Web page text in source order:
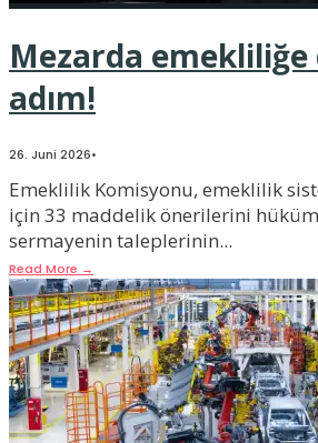
Mezarda
adım!
26. Juni 2026•
Emeklilik Komisyonu, emeklilik
için 33 maddelik önerilerini
sermayenin taleplerinin...
Read More →